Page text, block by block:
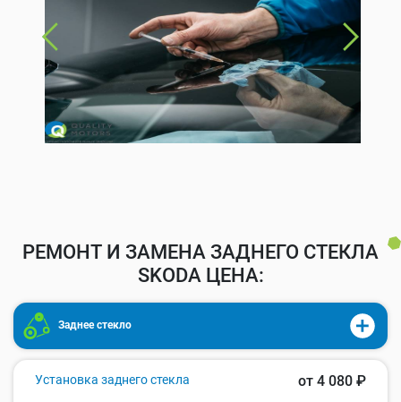
РЕМОНТ И ЗАМЕНА ЗАДНЕГО СТЕКЛА
SKODA ЦЕНА:
Заднее стекло
Установка заднего стекла от 4 080 ₽